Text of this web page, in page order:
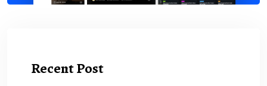
Recent Post